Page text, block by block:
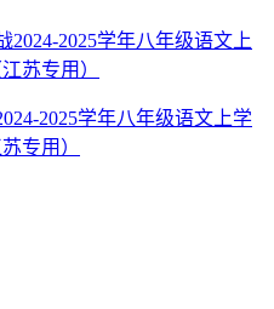
2025学年八年级语文上学
专用）